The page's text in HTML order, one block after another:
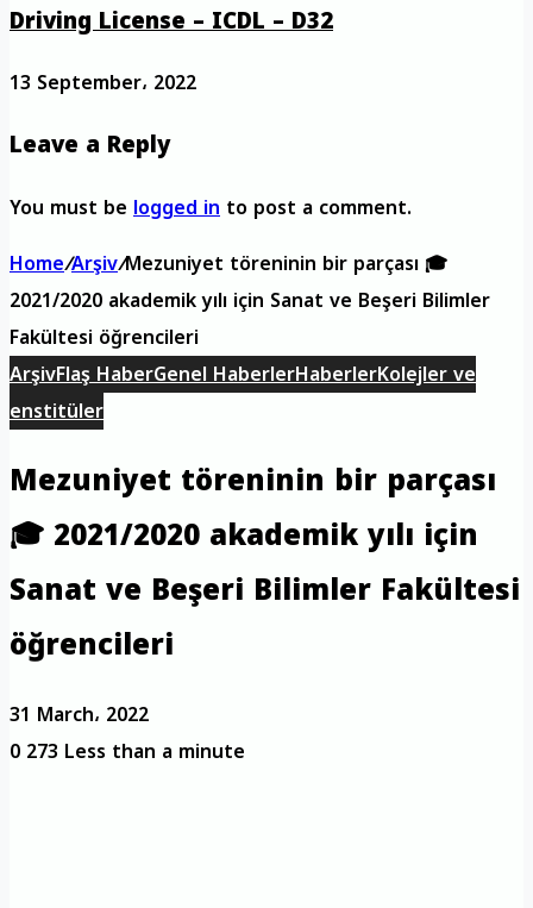
Driving License – ICDL – D32
13 September، 2022
Leave a Reply
You must belogged into post a comment.
Home/Arşiv/Mezuniyet töreninin bir parçası 🎓
2021/2020 akademik yılı için Sanat ve Beşeri Bilimler
Fakültesi öğrencileri
ArşivFlaş HaberGenel HaberlerHaberlerKolejler ve
enstitüler
Mezuniyet töreninin bir parçası
🎓 2021/2020 akademik yılı için
Sanat ve Beşeri Bilimler Fakültesi
öğrencileri
31 March، 2022
0273 Less than a minute